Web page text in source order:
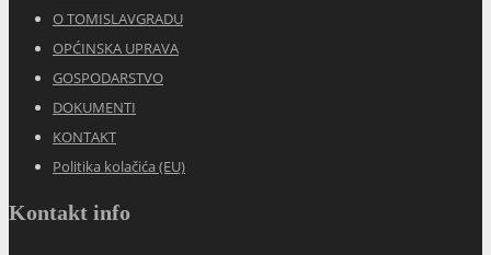
O TOMISLAVGRADU
OPĆINSKA UPRAVA
GOSPODARSTVO
DOKUMENTI
KONTAKT
Politika kolačića (EU)
Kontakt info